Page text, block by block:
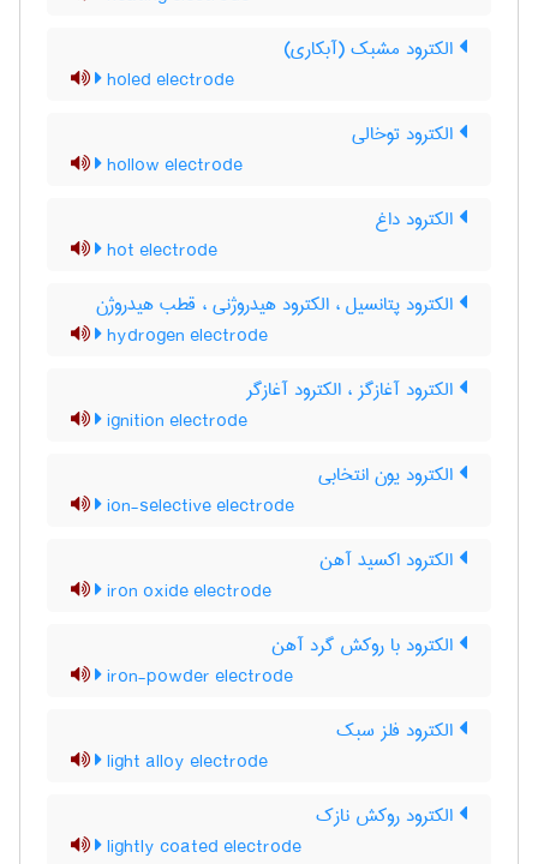
الکترود مشبک (آبکاری)
holed electrode
الکترود توخالی
hollow electrode
الکترود داغ
hot electrode
الکترود پتانسیل ، الکترود هیدروژنی ، قطب هیدروژن
hydrogen electrode
الکترود آغازگز ، الکترود آغازگر
ignition electrode
الکترود یون انتخابی
ion-selective electrode
الکترود اکسید آهن
iron oxide electrode
الکترود با روکش گرد آهن
iron-powder electrode
الکترود فلز سبک
light alloy electrode
الکترود روکش نازک
lightly coated electrode